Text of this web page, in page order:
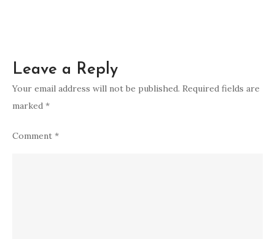
Leave a Reply
Your email address will not be published. Required fields are
marked *
Comment *